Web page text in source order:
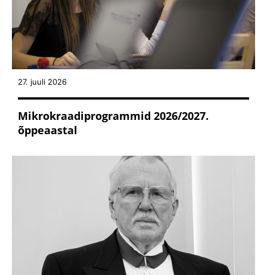
27. juuli 2026
Mikrokraadiprogrammid 2026/2027.
õppeaastal